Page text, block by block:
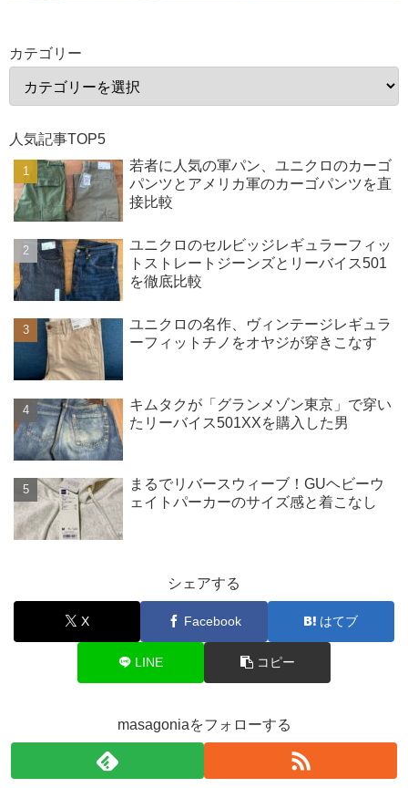
カテゴリー
人気記事TOP5
若者に人気の軍パン、ユニクロのカーゴ
パンツとアメリカ軍のカーゴパンツを直
接比較
ユニクロのセルビッジレギュラーフィッ
トストレートジーンズとリーバイス501
を徹底比較
ユニクロの名作、ヴィンテージレギュラ
ーフィットチノをオヤジが穿きこなす
キムタクが「グランメゾン東京」で穿い
たリーバイス501XXを購入した男
まるでリバースウィーブ！GUヘビーウ
ェイトパーカーのサイズ感と着こなし
シェアする
X Facebook はてブ
LINE コピー
masagoniaをフォローする